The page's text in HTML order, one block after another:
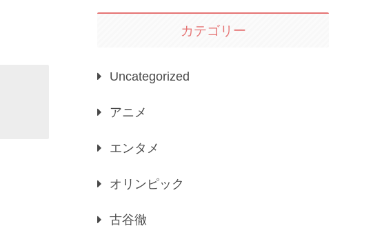
カテゴリー
Uncategorized
アニメ
エンタメ
オリンピック
古谷徹